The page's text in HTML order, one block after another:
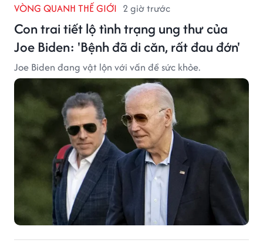
VÒNG QUANH THẾ GIỚI 2 giờ trước
Con trai tiết lộ tình trạng ung thư của
Joe Biden: 'Bệnh đã di căn, rất đau đớn'
Joe Biden đang vật lộn với vấn đề sức khỏe.